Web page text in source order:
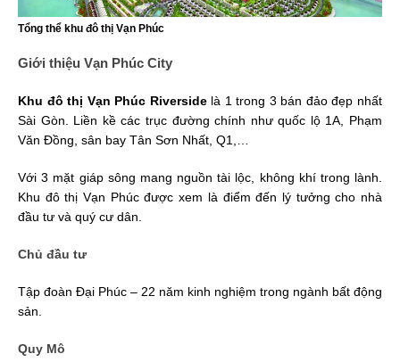
Tổng thể khu đô thị Vạn Phúc
Giới thiệu Vạn Phúc City
Khu đô thị Vạn Phúc Riversidelà 1 trong 3 bán đảo đẹp nhất
Sài Gòn. Liền kề các trục đường chính như quốc lộ 1A, Phạm
Văn Đồng, sân bay Tân Sơn Nhất, Q1,…
Với 3 mặt giáp sông mang nguồn tài lộc, không khí trong lành.
Khu đô thị Vạn Phúc được xem là điểm đến lý tưởng cho nhà
đầu tư và quý cư dân.
Chủ đầu tư
Tập đoàn Đại Phúc – 22 năm kinh nghiệm trong ngành bất động
sản.
Quy Mô